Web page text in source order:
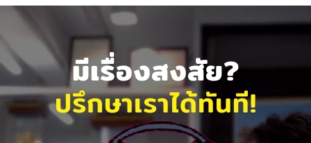
มีเรื่องสงสัย?
ปรึกษาเราได้ทันที!